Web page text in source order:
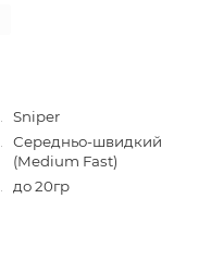
Sniper
Середньо-швидкий
(Medium Fast)
до 20гр